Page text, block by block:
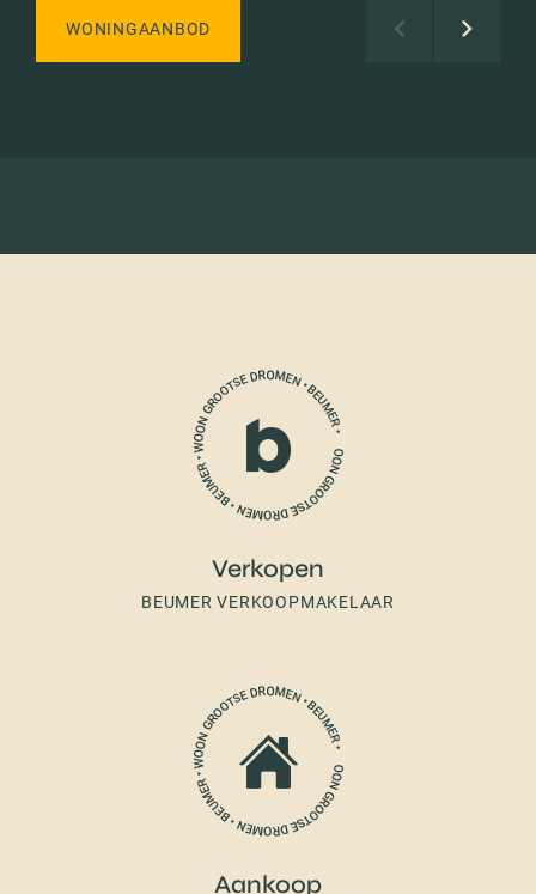
WONINGAANBOD
Verkopen
BEUMER VERKOOPMAKELAAR
Aankoop